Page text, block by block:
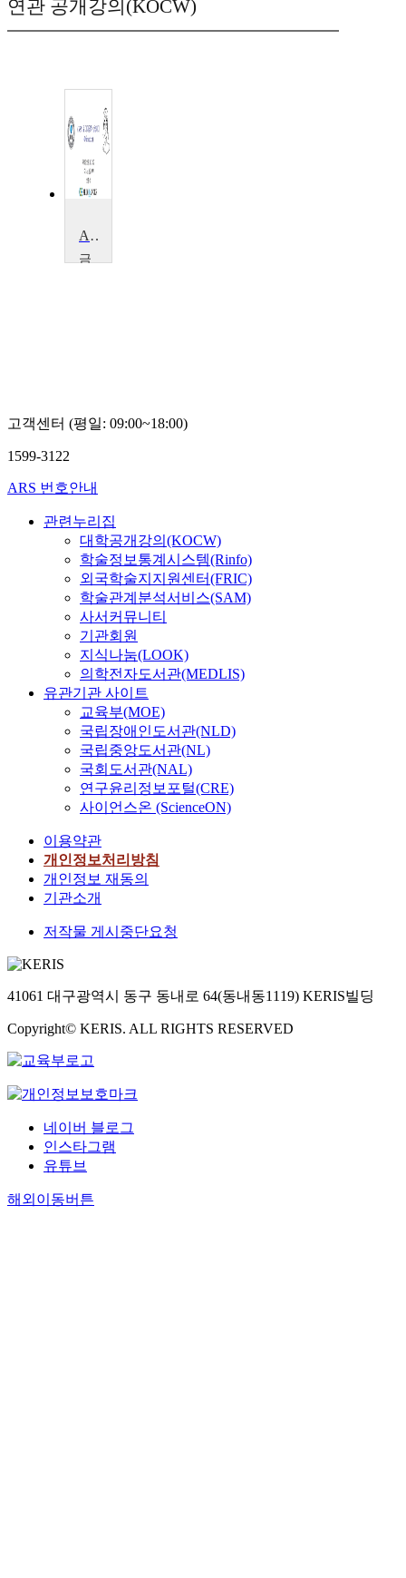
연관 공개강의(KOCW)
ANSYS로 기계공학 섭렵하기
금
고객센터 (평일: 09:00~18:00)
1599-3122
ARS 번호안내
관련누리집
대학공개강의(KOCW)
학술정보통계시스템(Rinfo)
외국학술지지원센터(FRIC)
학술관계분석서비스(SAM)
사서커뮤니티
기관회원
지식나눔(LOOK)
의학전자도서관(MEDLIS)
유관기관 사이트
교육부(MOE)
국립장애인도서관(NLD)
국립중앙도서관(NL)
국회도서관(NAL)
연구윤리정보포털(CRE)
사이언스온 (ScienceON)
이용약관
개인정보처리방침
개인정보 재동의
기관소개
저작물 게시중단요청
41061 대구광역시 동구 동내로 64(동내동1119) KERIS빌딩
Copyright© KERIS. ALL RIGHTS RESERVED
네이버 블로그
인스타그램
유튜브
해외이동버튼